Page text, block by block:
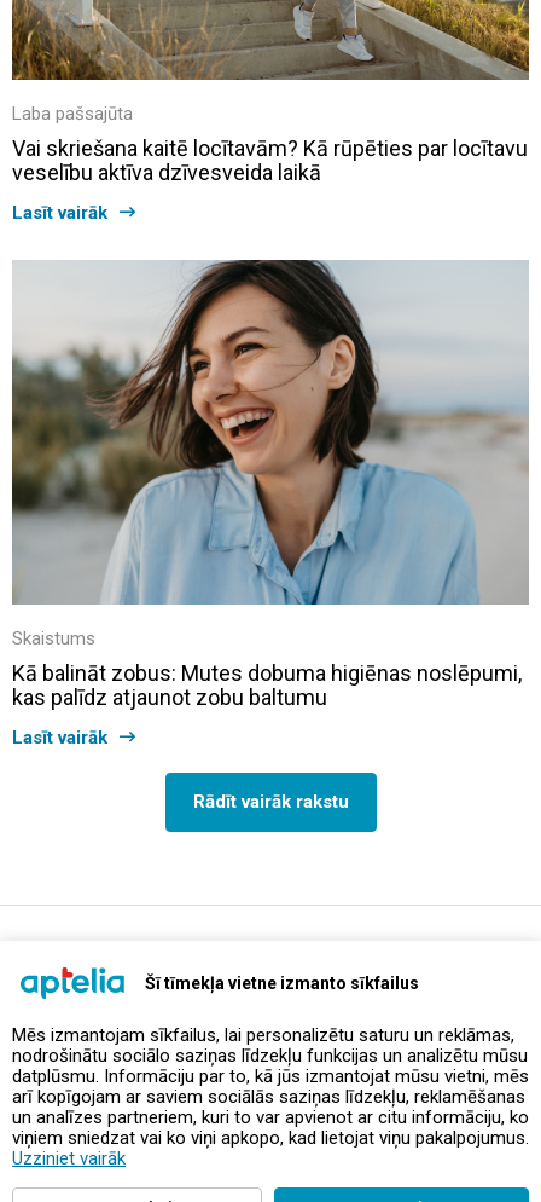
Šī tīmekļa vietne izmanto sīkfailus
Mēs izmantojam sīkfailus, lai personalizētu saturu un reklāmas,
nodrošinātu sociālo saziņas līdzekļu funkcijas un analizētu mūsu
datplūsmu. Informāciju par to, kā jūs izmantojat mūsu vietni, mēs
arī kopīgojam ar saviem sociālās saziņas līdzekļu, reklamēšanas
un analīzes partneriem, kuri to var apvienot ar citu informāciju, ko
viņiem sniedzat vai ko viņi apkopo, kad lietojat viņu pakalpojumus.
Uzziniet vairāk
Laba pašsajūta
Vai skriešana kaitē locītavām? Kā rūpēties par locītavu
veselību aktīva dzīvesveida laikā
Lasīt vairāk
Skaistums
Kā balināt zobus: Mutes dobuma higiēnas noslēpumi,
kas palīdz atjaunot zobu baltumu
Lasīt vairāk
Rādīt vairāk rakstu
Piedāvājumi un akcijas
Kontakti